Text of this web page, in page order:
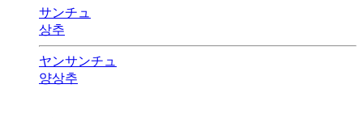
サンチュ
상추
ヤンサンチュ
양상추